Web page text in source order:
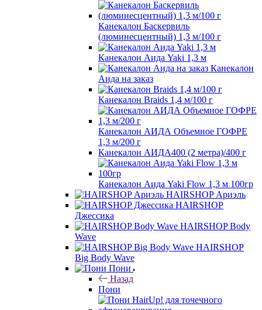
Канекалон Баскервиль
(люминесцентный) 1,3 м/100 г
Канекалон Аида Yaki 1,3 м
Канекалон
Аида на заказ
Канекалон Braids 1,4 м/100 г
Канекалон АИДА Объемное ГОФРЕ
1,3 м/200 г
Канекалон АИДА400 (2 метра)/400 г
Канекалон Аида Yaki Flow 1,3 м 100гр
HAIRSHOP Ариэль
HAIRSHOP
Джессика
HAIRSHOP Body
Wave
HAIRSHOP
Big Body Wave
Пони
Назад
Пони